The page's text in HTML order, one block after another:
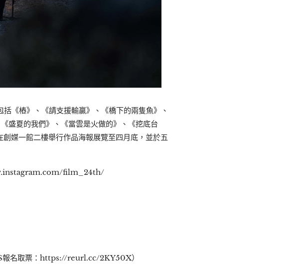
《樁》、《請支援輸贏》、《橋下的兩隻魚》、
盛夏的我們》、《當雲是火做的》、《挖底台
媒一館二樓舉行作品海報展覽至四月底，並於五
film_24th/
報名取票：https://reurl.cc/2KY50X）